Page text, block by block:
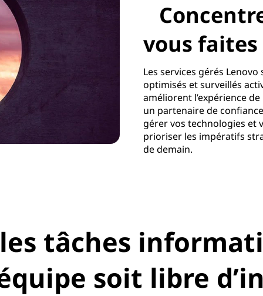
vous
Les services gérés
optimisés et surveillés
améliorent l’expérience
un partenaire de
gérer vos technologies et
prioriser les impératifs
de demain.
tâches
soit libre